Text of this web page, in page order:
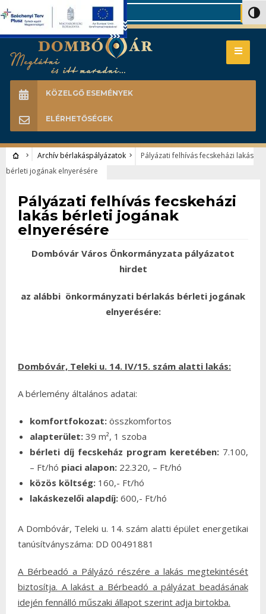
Search
KÖZELGŐ ESEMÉNYEK
ELÉRHETŐSÉGEK
Archív bérlakáspályázatok
Pályázati felhívás fecskeházi lakás
bérleti jogának elnyerésére
Pályázati felhívás fecskeházi
lakás bérleti jogának
elnyerésére
Dombóvár Város Önkormányzata pályázatot
hirdet
az alábbi önkormányzati bérlakás bérleti jogának
elnyerésére:
Dombóvár, Teleki u. 14. IV/15. szám alatti lakás:
A bérlemény általános adatai:
komfortfokozat: összkomfortos
alapterület: 39 m², 1 szoba
bérleti díj fecskeház program keretében: 7.100,
– Ft/hó piaci alapon: 22.320, – Ft/hó
közös költség: 160,- Ft/hó
lakáskezelői alapdíj: 600,- Ft/hó
A Dombóvár, Teleki u. 14. szám alatti épület energetikai
tanúsítványszáma: DD 00491881
A Bérbeadó a Pályázó részére a lakás megtekintését
biztosítja. A lakást a Bérbeadó a pályázat beadásának
idején fennálló műszaki állapot szerint adja birtokba.